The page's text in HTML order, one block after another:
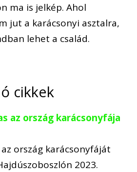
ma is jelkép. Ahol
jut a karácsonyi asztalra,
ban lehet a család.
cikkek
az ország karácsonyfája
ország karácsonyfáját
2023.